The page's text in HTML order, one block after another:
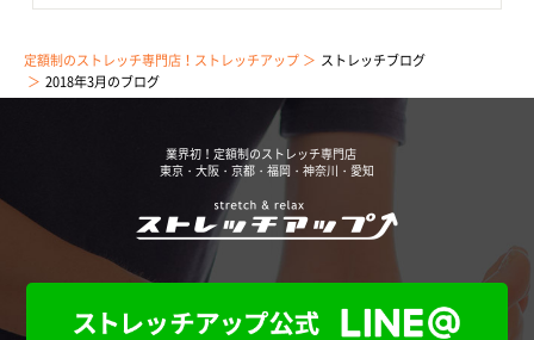
定額制のストレッチ専門店！ストレッチアップ
ストレッチブログ
2018年3月のブログ
業界初！定額制のストレッチ専門店
東京・大阪・京都・福岡・神奈川・愛知